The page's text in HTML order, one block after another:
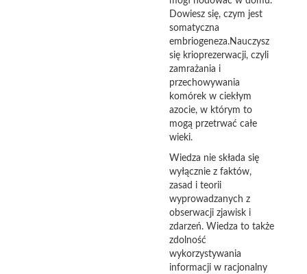
Dowiesz się, czym jest
somatyczna
embriogeneza.Nauczysz
się krioprezerwacji, czyli
zamrażania i
przechowywania
komórek w ciekłym
azocie, w którym to
mogą przetrwać całe
wieki.
Wiedza nie składa się
wyłącznie z faktów,
zasad i teorii
wyprowadzanych z
obserwacji zjawisk i
zdarzeń. Wiedza to także
zdolność
wykorzystywania
informacji w racjonalny